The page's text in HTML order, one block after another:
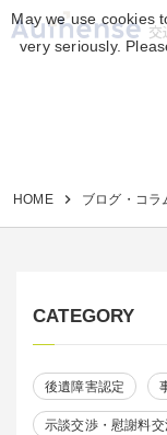
交
HOME ブログ・コラ
CATEGORY
後遺障害認定
示談交渉・慰謝料交
May we use cookies
very seriously.